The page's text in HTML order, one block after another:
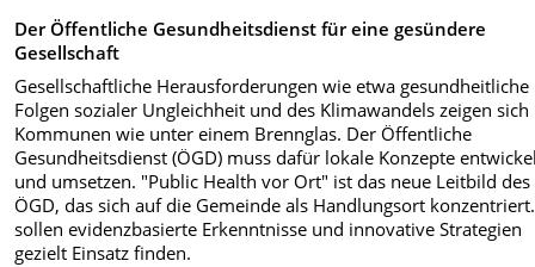
Der Öffentliche Gesundheitsdienst für eine gesündere
Gesellschaft
Gesellschaftliche Herausforderungen wie etwa gesundheitliche
Folgen sozialer Ungleichheit und des Klimawandels zeigen sich
Kommunen wie unter einem Brennglas. Der Öffentliche
Gesundheitsdienst (ÖGD) muss dafür lokale Konzepte
und umsetzen. "Public Health vor Ort" ist das neue Leitbild des
ÖGD, das sich auf die Gemeinde als Handlungsort
sollen evidenzbasierte Erkenntnisse und innovative Strategien
gezielt Einsatz finden.